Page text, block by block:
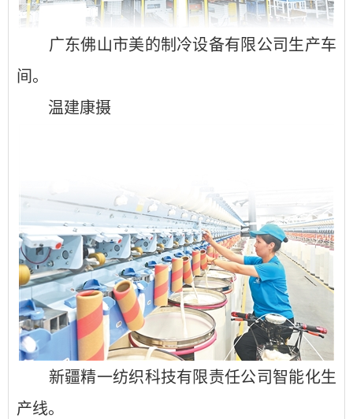
广东佛山市美的制冷设备有限公司生产车
间。
温建康摄
新疆精一纺织科技有限责任公司智能化生
产线。